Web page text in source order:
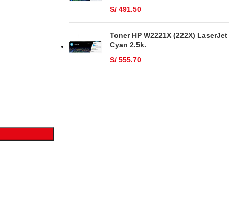
S/491.50
Toner HP W2221X (222X) LaserJet
Cyan 2.5k.
S/555.70